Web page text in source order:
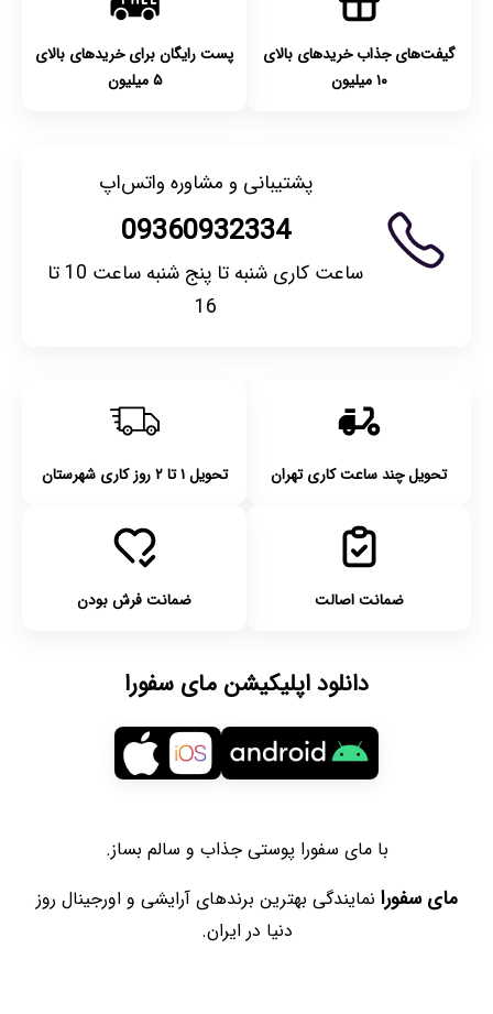
گیفت‌های جذاب خریدهای بالای
۱۰ میلیون
پست رایگان برای خریدهای بالای
۵ میلیون
پشتیبانی و مشاوره واتس‌اپ
09360932334
ساعت کاری شنبه تا پنج شنبه ساعت 10 تا
16
تحویل چند ساعت کاری تهران تحویل ۱ تا ۲ روز کاری شهرستان
ضمانت اصالت ضمانت فرش بودن
دانلود اپلیکیشن مای سفورا
با مای سفورا پوستی جذاب و سالم بساز.
مای سفورا نمایندگی بهترین برندهای آرایشی و اورجینال روز
دنیا در ایران.